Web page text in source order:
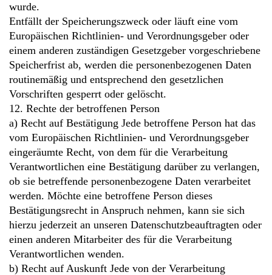
wurde.
Entfällt der Speicherungszweck oder läuft eine vom
Europäischen Richtlinien- und Verordnungsgeber oder
einem anderen zuständigen Gesetzgeber vorgeschriebene
Speicherfrist ab, werden die personenbezogenen Daten
routinemäßig und entsprechend den gesetzlichen
Vorschriften gesperrt oder gelöscht.
12. Rechte der betroffenen Person
a) Recht auf Bestätigung Jede betroffene Person hat das
vom Europäischen Richtlinien- und Verordnungsgeber
eingeräumte Recht, von dem für die Verarbeitung
Verantwortlichen eine Bestätigung darüber zu verlangen,
ob sie betreffende personenbezogene Daten verarbeitet
werden. Möchte eine betroffene Person dieses
Bestätigungsrecht in Anspruch nehmen, kann sie sich
hierzu jederzeit an unseren Datenschutzbeauftragten oder
einen anderen Mitarbeiter des für die Verarbeitung
Verantwortlichen wenden.
b) Recht auf Auskunft Jede von der Verarbeitung